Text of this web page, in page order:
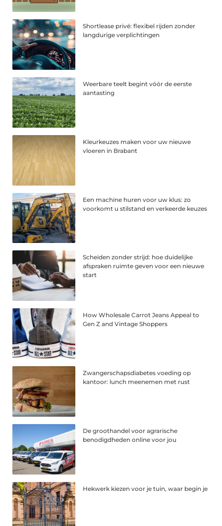
Shortlease privé: flexibel rijden zonder
langdurige verplichtingen
Weerbare teelt begint vóór de eerste
aantasting
Kleurkeuzes maken voor uw nieuwe
vloeren in Brabant
Een machine huren voor uw klus: zo
voorkomt u stilstand en verkeerde keuzes
Scheiden zonder strijd: hoe duidelijke
afspraken ruimte geven voor een nieuwe
start
How Wholesale Carrot Jeans Appeal to
Gen Z and Vintage Shoppers
Zwangerschapsdiabetes voeding op
kantoor: lunch meenemen met rust
De groothandel voor agrarische
benodigdheden online voor jou
Hekwerk kiezen voor je tuin, waar begin je